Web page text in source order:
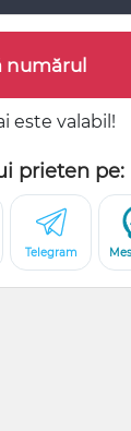
numărul
este valabil!
prieten pe:
Telegram